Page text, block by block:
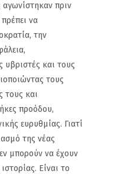
πριν
να
την
υβριστές και τους
τους
τους και
προόδου,
ευρυθμίας. Γιατί
της νέας
μπορούν να έχουν
Είναι το